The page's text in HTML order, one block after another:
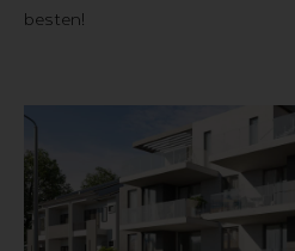
besten!